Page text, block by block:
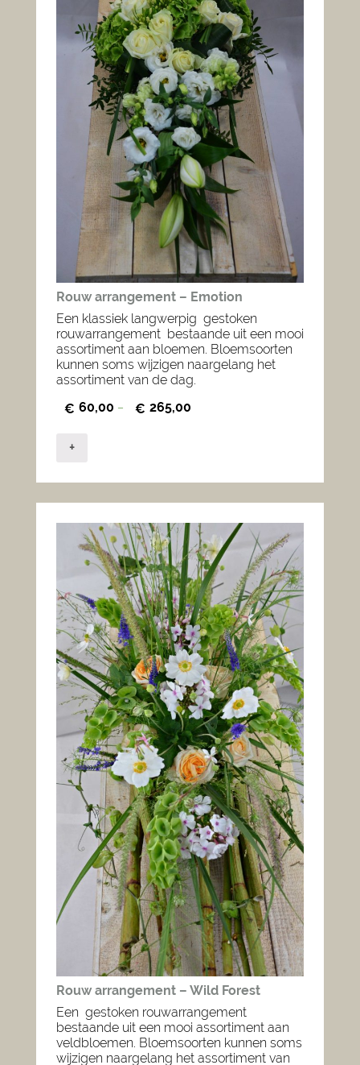
Rouw arrangement – Emotion
Een klassiek langwerpig gestoken
rouwarrangement bestaande uit een mooi
assortiment aan bloemen. Bloemsoorten
kunnen soms wijzigen naargelang het
assortiment van de dag.
€ 60,00 – € 265,00
+
Rouw arrangement – Wild Forest
Een gestoken rouwarrangement
bestaande uit een mooi assortiment aan
veldbloemen. Bloemsoorten kunnen soms
wijzigen naargelang het assortiment van